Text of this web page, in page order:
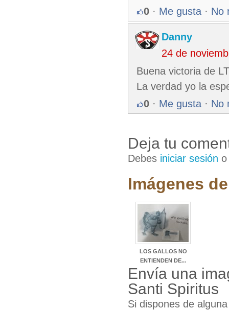
0 · Me gusta · No
Danny
24 de
Buena victoria de
La verdad yo la
0 · Me gusta · No
Deja tu
Debes iniciar sesión
Imágenes
LOS GALLOS NO
ENTIENDEN DE...
Envía una
Santi Spiritus
Si dispones de